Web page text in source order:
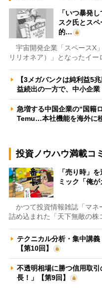
「いつ暴発
スク氏とス
的…
宇宙開発企業「スペースX
リリオネア）」となったイー
【3メガバンクは純利益5
益続出の一方で、中小企
急増する中国企業の“国籍
Temu…本社機能を海外に
投資ノウハウ満載コ
「売り時」
ミック「俺が
かつて投資情報雑誌「マネ
詰め込まれた「天下無敵の株
テクニカル分析・集中講
【第10回】
不透明相場に勝つ信用取
長！」【第9回】